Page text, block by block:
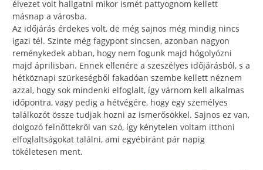
élvezet volt hallgatni mikor ismét pattyognom kellett
másnap a városba.
Az időjárás érdekes volt, de még sajnos még mindig nincs
igazi tél. Szinte még fagypont sincsen, azonban nagyon
reménykedek abban, hogy nem fogunk majd hógolyózni
majd áprilisban. Ennek ellenére a szeszélyes időjárásból, s a
hétköznapi szürkeségből fakadóan szembe kellett néznem
azzal, hogy sok mindenki elfoglalt, így várnom kell alkalmas
időpontra, vagy pedig a hétvégére, hogy egy személyes
találkozót össze tudjak hozni az ismerősökkel. Sajnos ez van,
dolgozó felnőttekről van szó, így kénytelen voltam itthoni
elfoglaltságokat találni, ami egyébiránt pár napig
tökéletesen ment.